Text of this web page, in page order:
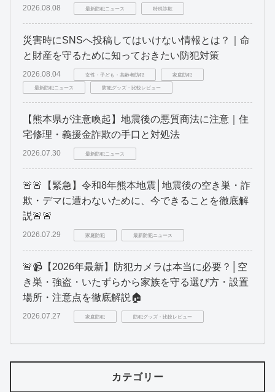
2026.08.08 最新防犯ニュース 特殊詐欺
災害時にSNSへ投稿してはいけない情報とは？｜命
と財産を守るために知っておきたい防犯対策
2026.08.04 女性・子ども・高齢者防犯 家庭防犯
最新防犯ニュース 防犯グッズ・比較レビュー
【熊本県が注意喚起】地震後の悪質商法に注意｜住
宅修理・義援金詐欺の手口と対処法
2026.07.30 最新防犯ニュース
🚨🚨【緊急】令和8年熊本地震│地震後の空き巣・詐
欺・デマに遭わないために、今できることを徹底解
説🚨🚨
2026.07.29 家庭防犯 最新防犯ニュース
🚨📹【2026年最新】防犯カメラは本当に必要？│空
き巣・強盗・いたずらから家族を守る選び方・設置
場所・注意点を徹底解説🏠
2026.07.27 家庭防犯 防犯グッズ・比較レビュー
カテゴリー